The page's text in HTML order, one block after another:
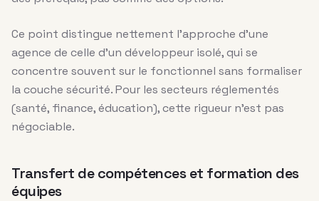
Ce point distingue nettement l’approche d’une
agence de celle d’un développeur isolé, qui se
concentre souvent sur le fonctionnel sans formaliser
la couche sécurité. Pour les secteurs réglementés
(santé, finance, éducation), cette rigueur n’est pas
négociable.
Transfert de compétences et formation des
équipes